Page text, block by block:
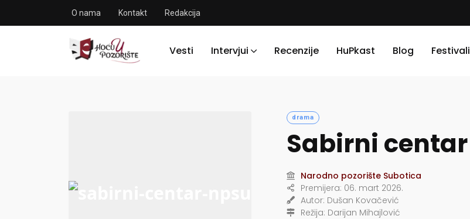
O nama Kontakt Redakcija
Vesti Intervjui Recenzije HuPkast Blog Festivali
drama
Sabirni centar
Narodno pozorište Subotica
Premijera: 06. mart 2026.
Autor: Dušan Kovačević
Režija: Darijan Mihajlović